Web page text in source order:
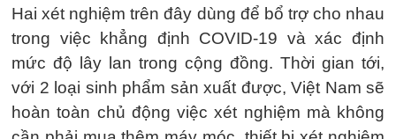
Hai xét nghiệm trên đây dùng để bổ trợ cho nhau
trong việc khẳng định COVID-19 và xác định
mức độ lây lan trong cộng đồng. Thời gian tới,
với 2 loại sinh phẩm sản xuất được, Việt Nam sẽ
hoàn toàn chủ động việc xét nghiệm mà không